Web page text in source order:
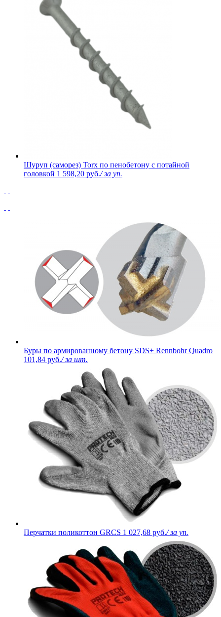
Шуруп (саморез) Torx по пенобетону с потайной
головкой 1 598,20 руб./ за уп.
Буры по армированному бетону SDS+ Rennbohr Quadro
101,84 руб./ за шт.
Перчатки поликоттон GRCS 1 027,68 руб./ за уп.